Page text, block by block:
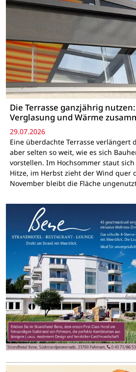
Die Terrasse ganzjährig
Verglasung und Wärme
29.07.2026
Eine überdachte Terrasse verlängert
aber selten so weit, wie es sich
vorstellen. Im Hochsommer staut
Hitze, im Herbst zieht der Wind quer
November bleibt die Fläche